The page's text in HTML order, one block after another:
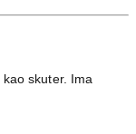
skuter. Ima